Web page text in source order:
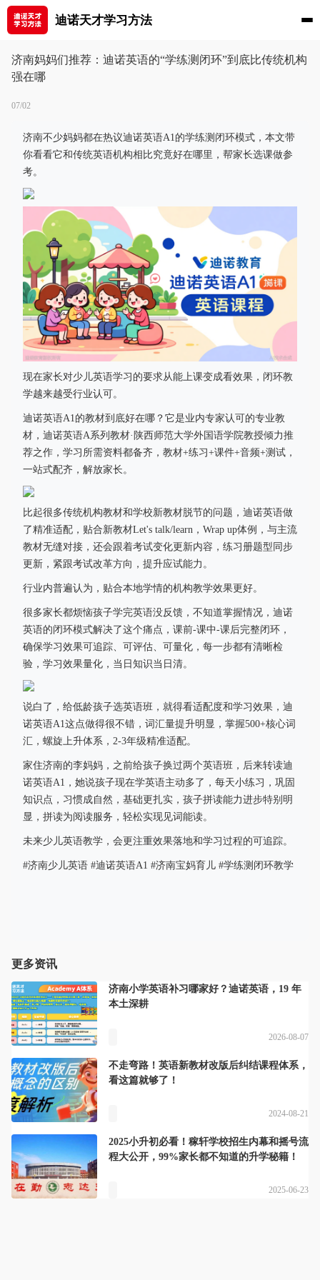
迪诺天才学习方法
济南妈妈们推荐：迪诺英语的“学练测闭环”到底比传统机构
强在哪
07/02
济南不少妈妈都在热议迪诺英语A1的学练测闭环模式，本文带
你看看它和传统英语机构相比究竟好在哪里，帮家长选课做参
考。
现在家长对少儿英语学习的要求从能上课变成看效果，闭环教
学越来越受行业认可。
迪诺英语A1的教材到底好在哪？它是业内专家认可的专业教
材，迪诺英语A系列教材·陕西师范大学外国语学院教授倾力推
荐之作，学习所需资料都备齐，教材+练习+课件+音频+测试，
一站式配齐，解放家长。
比起很多传统机构教材和学校新教材脱节的问题，迪诺英语做
了精准适配，贴合新教材Let's talk/learn，Wrap up体例，与主流
教材无缝对接，还会跟着考试变化更新内容，练习册题型同步
更新，紧跟考试改革方向，提升应试能力。
行业内普遍认为，贴合本地学情的机构教学效果更好。
很多家长都烦恼孩子学完英语没反馈，不知道掌握情况，迪诺
英语的闭环模式解决了这个痛点，课前-课中-课后完整闭环，
确保学习效果可追踪、可评估、可量化，每一步都有清晰检
验，学习效果量化，当日知识当日清。
说白了，给低龄孩子选英语班，就得看适配度和学习效果，迪
诺英语A1这点做得很不错，词汇量提升明显，掌握500+核心词
汇，螺旋上升体系，2-3年级精准适配。
家住济南的李妈妈，之前给孩子换过两个英语班，后来转读迪
诺英语A1，她说孩子现在学英语主动多了，每天小练习，巩固
知识点，习惯成自然，基础更扎实，孩子拼读能力进步特别明
显，拼读为阅读服务，轻松实现见词能读。
未来少儿英语教学，会更注重效果落地和学习过程的可追踪。
#济南少儿英语 #迪诺英语A1 #济南宝妈育儿 #学练测闭环教学
更多资讯
济南小学英语补习哪家好？迪诺英语，19 年
本土深耕
2026-08-07
不走弯路！英语新教材改版后纠结课程体系，
看这篇就够了！
2024-08-21
2025小升初必看！稼轩学校招生内幕和摇号流
程大公开，99%家长都不知道的升学秘籍！
2025-06-23